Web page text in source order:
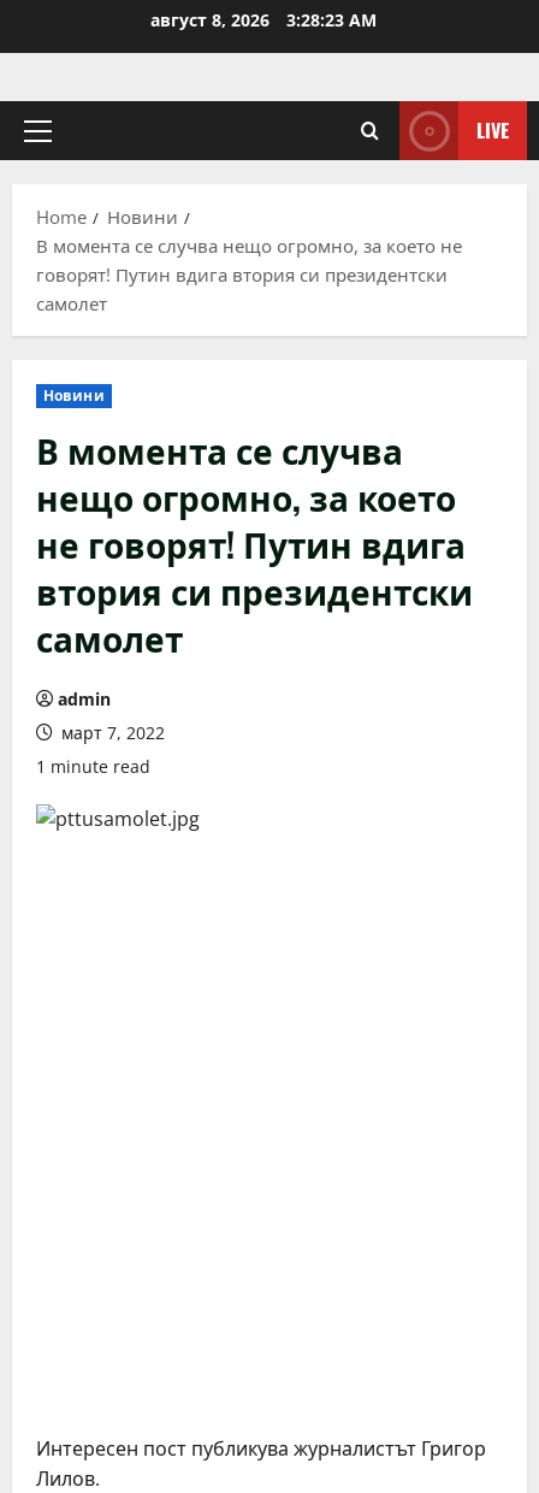
август 8, 2026 3:28:23 AM
Primary
LIVE
Home
Новини
В момента се случва нещо огромно, за което не
говорят! Путин вдига втория си президентски
самолет
Новини
В момента се случва
нещо огромно, за което
не говорят! Путин вдига
втория си президентски
самолет
admin
март 7, 2022
1 minute read
Интересен пост публикува журналистът Григор
Лилов.